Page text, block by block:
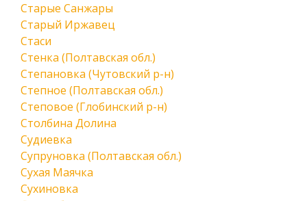
Старые Санжары
Старый Иржавец
Стаси
Стенка (Полтавская обл.)
Степановка (Чутовский р-н)
Степное (Полтавская обл.)
Степовое (Глобинский р-н)
Столбина Долина
Судиевка
Супруновка (Полтавская обл.)
Сухая Маячка
Сухиновка